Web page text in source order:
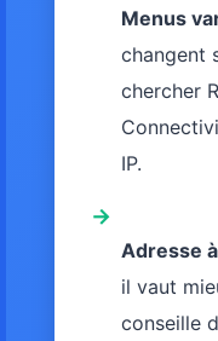
Menus
changent
chercher
IP.
→
Adresse
il vaut
conseille